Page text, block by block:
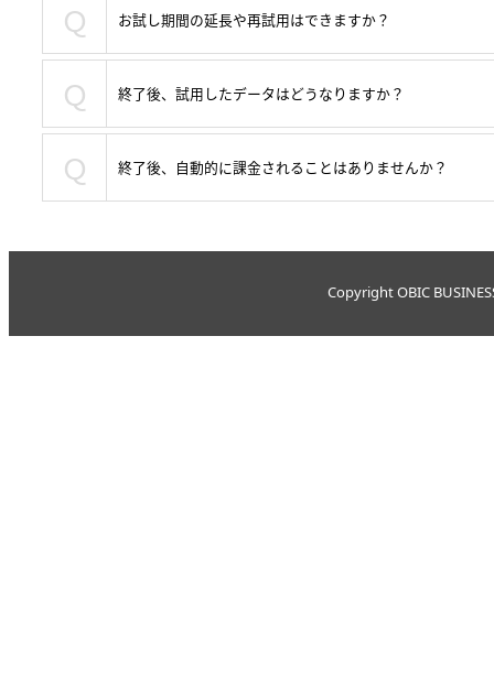
Ｑ お試し期間の延長や再試用はできますか？
Ｑ 終了後、試用したデータはどうなりますか？
Ｑ 終了後、自動的に課金されることはありませんか？
Copyright OBIC